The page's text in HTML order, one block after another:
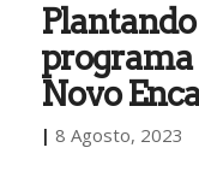
Novo
| 8 Agosto, 2023